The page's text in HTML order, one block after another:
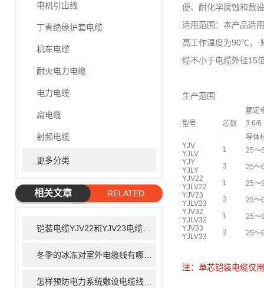
电机引出线
丁青绝缘护套电缆
机车电缆
耐火电力电缆
电力电缆
扁电缆
射频电缆
更多分类
相关文章
RELATED
便、耐化学腐蚀和敷
适用范围：本产品适
高工作温度为90℃，·
缆不小于电缆外径15
生产范围
型号 芯数
额定
3.6/6
导体
YJV
YJLV
YJY
YJLY
1
25～
3
25～
YJV22
YJLV22
YJV23
YJLV23
1
25～
3
25～
YJV32
YJLV32
YJV33
YJLV33
1
25～
3
25～
注：单芯铠装电缆仅